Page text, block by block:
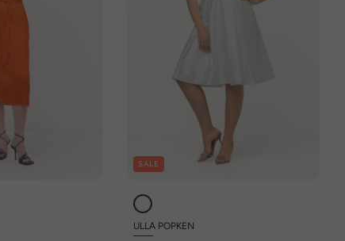
SALE
ULLA POPKEN